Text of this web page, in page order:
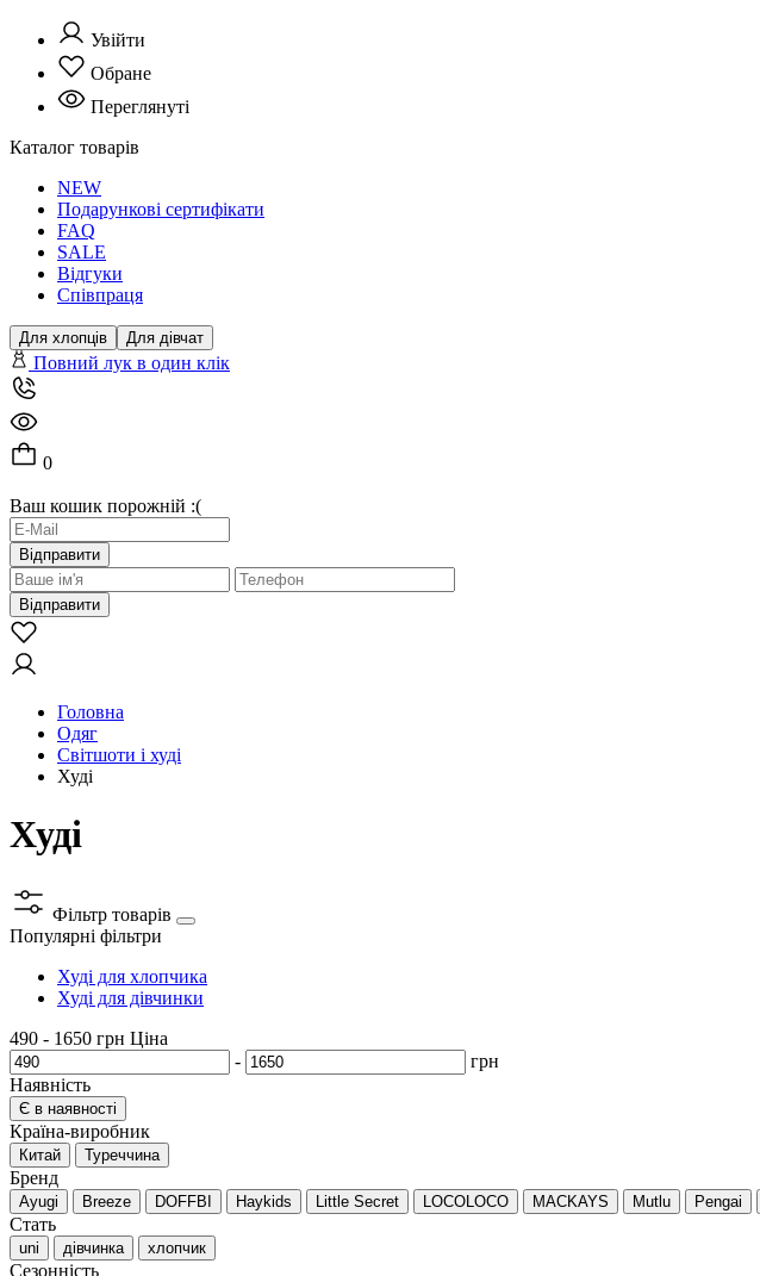
Увійти
Обране
Переглянуті
Каталог товарів
NEW
Подарункові сертифікати
FAQ
SALE
Відгуки
Співпраця
Для хлопців Для дівчат
Повний лук в один клік
0
Ваш кошик порожній :(
Відправити
Відправити
Головна
Одяг
Світшоти і худі
Худі
Худі
Фільтр товарів
Популярні фільтри
Худі для хлопчика
Худі для дівчинки
490 - 1650 грн Ціна
-
грн
Наявність
Є в наявності
Країна-виробник
Китай Туреччина
Бренд
Ayugi Breeze DOFFBI Haykids Little Secret LOCOLOCO MACKAYS Mutlu Pengai
Стать
uni дівчинка хлопчик
Сезонність